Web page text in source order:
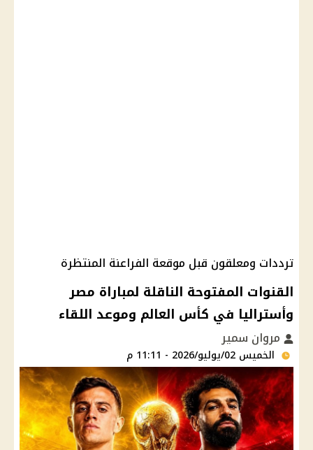
ترددات ومعلقون قبل موقعة الفراعنة المنتظرة
القنوات المفتوحة الناقلة لمباراة مصر
وأستراليا في كأس العالم وموعد اللقاء
مروان سمير
الخميس 02/يوليو/2026 - 11:11 م